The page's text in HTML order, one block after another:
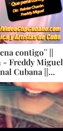
Freddy Miguel
Cubana ||